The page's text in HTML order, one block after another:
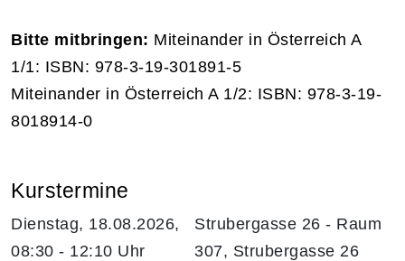
Bitte mitbringen: Miteinander in Österreich A
1/1: ISBN: 978-3-19-301891-5
Miteinander in Österreich A 1/2: ISBN: 978-3-19-
8018914-0
Kurstermine
Dienstag, 18.08.2026,
08:30 - 12:10 Uhr
Strubergasse 26 - Raum
307, Strubergasse 26